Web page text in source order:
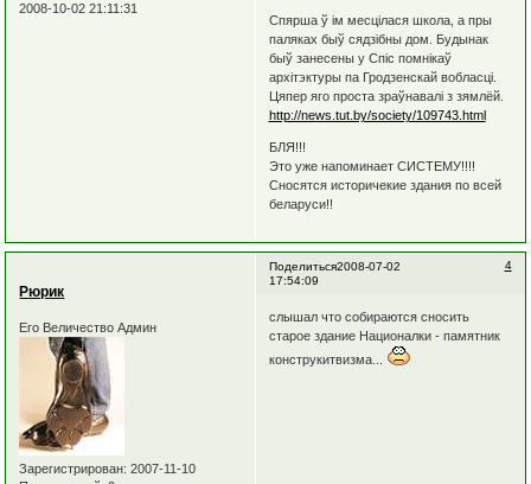
2008-10-02 21:11:31
Спярша ў iм месцiлася школа, а пры
паляках быў сядзiбны дом. Будынак
быў занесены у Спiс помнiкаў
архiтэктуры па Гродзенскай вобласцi.
Цяпер яго проста зраўнавалi з зямлёй.
http://news.tut.by/society/109743.html
БЛЯ!!!
Это уже напоминает СИСТЕМУ!!!!
Сносятся историчекие здания по всей
беларуси!!
Поделиться 4
2008-07-02
17:54:09
Рюрик
Его Величество Админ
Зарегистрирован: 2007-11-10
слышал что собираются сносить
старое здание Националки - памятник
конструкитвизма...